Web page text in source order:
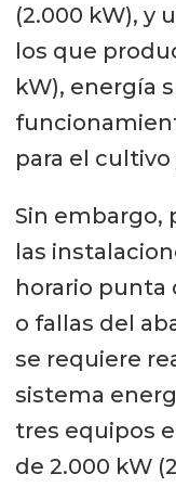
(2.000 kW), y
los que
kW), energía
para el
Sin embargo,
las
horario punta
o fallas del
se requiere
sistema
tres equipos
de 2.000 kW